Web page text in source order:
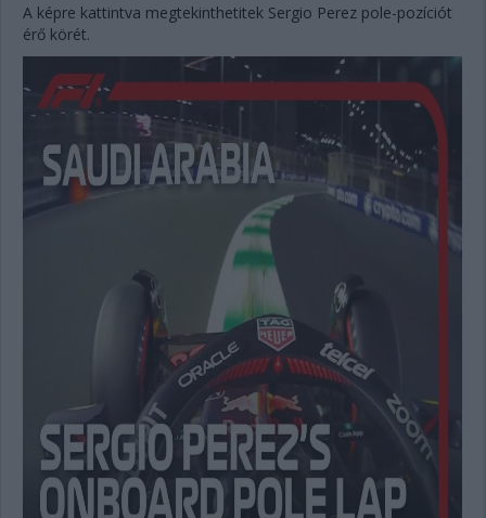
A képre kattintva megtekinthetitek Sergio Perez pole-pozíciót
érő körét.